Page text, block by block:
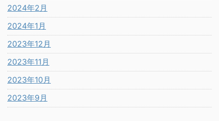
2024年2月
2024年1月
2023年12月
2023年11月
2023年10月
2023年9月